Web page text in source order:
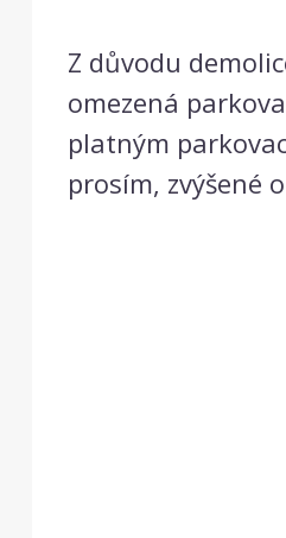
Z důvodu
omezená
platným
prosím, zvýšené